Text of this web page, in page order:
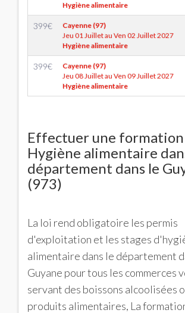
Hygiène alimentaire
399€
Cayenne (97)
Jeu 01 Juillet au Ven 02 Juillet 2027
Hygiène alimentaire
399€
Cayenne (97)
Jeu 08 Juillet au Ven 09 Juillet 2027
Hygiène alimentaire
Effectuer une formation
Hygiène alimentaire
département dans le
(973)
La loi rend obligatoire les permis
d'exploitation et les stages
alimentaire dans le département
Guyane pour tous les commerces
servant des boissons alcoolisées
produits alimentaires, La